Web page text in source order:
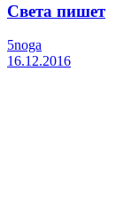
Света пишет
5noga
16.12.2016